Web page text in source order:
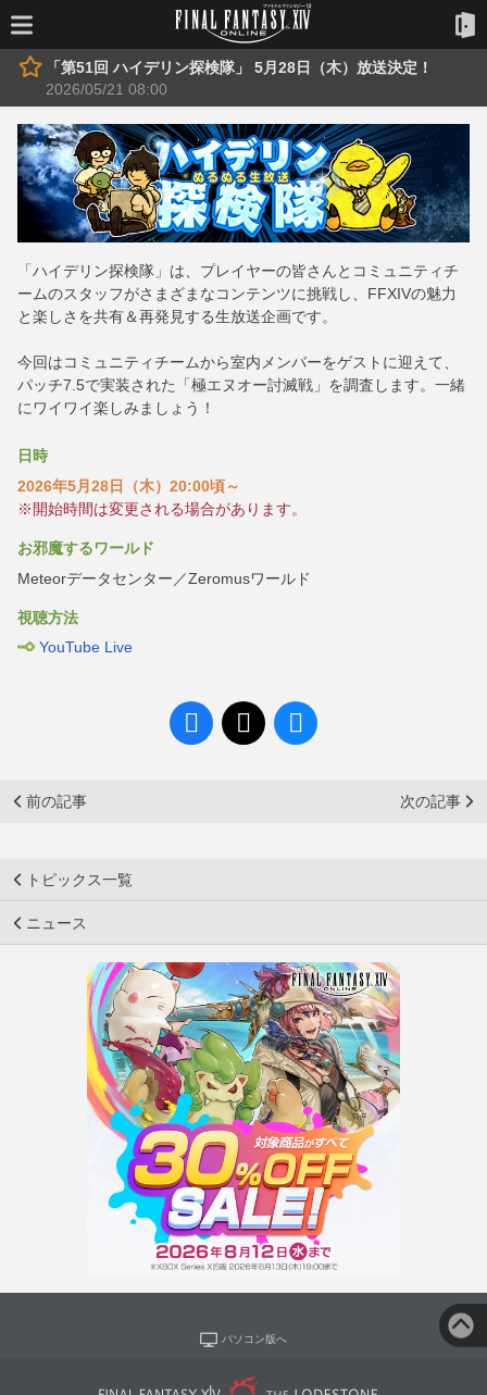
「第51回 ハイデリン探検隊」 5月28日（木）放送決定！
2026/05/21 08:00
「ハイデリン探検隊」は、プレイヤーの皆さんとコミュニティチ
ームのスタッフがさまざまなコンテンツに挑戦し、FFXIVの魅力
と楽しさを共有＆再発見する生放送企画です。
今回はコミュニティチームから室内メンバーをゲストに迎えて、
パッチ7.5で実装された「極エヌオー討滅戦」を調査します。一緒
にワイワイ楽しみましょう！
日時
2026年5月28日（木）20:00頃～
※開始時間は変更される場合があります。
お邪魔するワールド
Meteorデータセンター／Zeromusワールド
視聴方法
YouTube Live
前の記事 次の記事
トピックス一覧
ニュース
パソコン版へ